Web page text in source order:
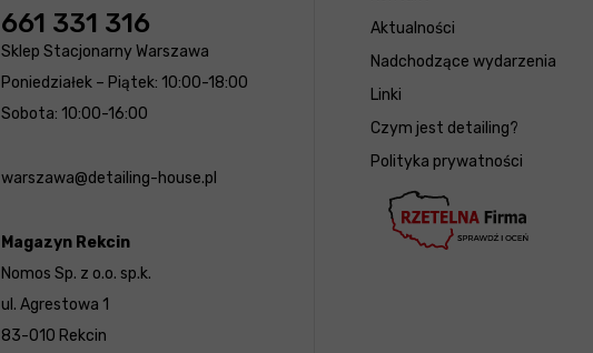
Aktualności
Nadchodzące wydarzenia
Linki
Czym jest detailing?
Polityka prywatności
661 331 316
Sklep Stacjonarny Warszawa
Poniedziałek – Piątek: 10:00-18:00
Sobota: 10:00-16:00
warszawa@detailing-house.pl
Magazyn Rekcin
Nomos Sp. z o.o. sp.k.
ul. Agrestowa 1
83-010 Rekcin